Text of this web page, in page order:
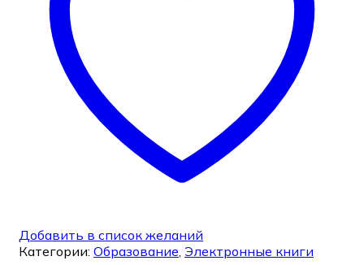
Добавить в список желаний
Категории: Образование, Электронные книги